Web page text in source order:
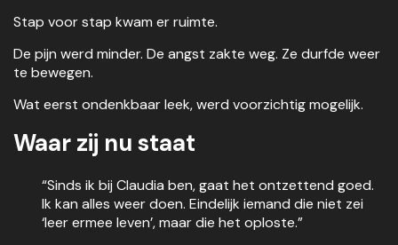
Stap voor stap kwam er ruimte.
De pijn werd minder. De angst zakte weg. Ze durfde weer
te bewegen.
Wat eerst ondenkbaar leek, werd voorzichtig mogelijk.
Waar zij nu staat
“Sinds ik bij Claudia ben, gaat het ontzettend goed.
Ik kan alles weer doen. Eindelijk iemand die niet zei
‘leer ermee leven’, maar die het oploste.”